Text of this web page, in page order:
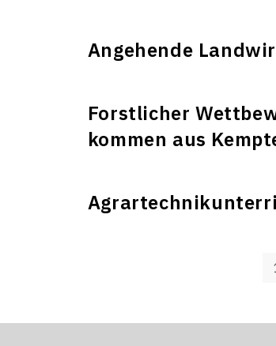
Angehende
Forstlicher
kommen aus